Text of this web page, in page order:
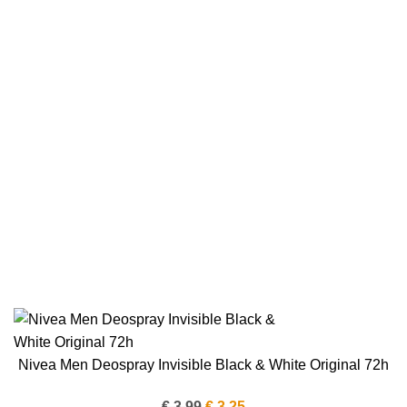
Nivea Men Deospray Invisible Black & White Original 72h